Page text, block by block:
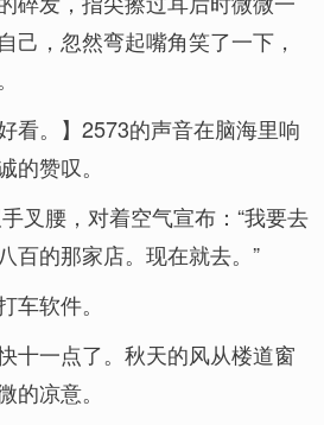
己，忽然弯起嘴角笑了一下，
看。】2573的声音在脑海里响
的赞叹。
叉腰，对着空气宣布：“我要去
百的那家店。现在就去。”
车软件。
十一点了。秋天的风从楼道窗
的凉意。